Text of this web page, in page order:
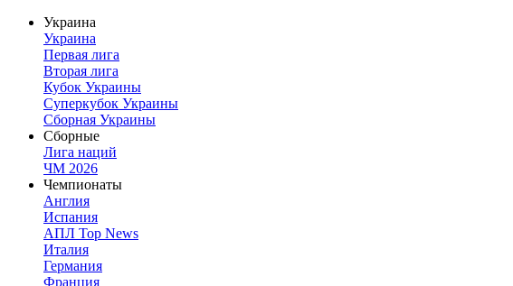
Украина
Украина
Первая лига
Вторая лига
Кубок Украины
Суперкубок Украины
Сборная Украины
Сборные
Лига наций
ЧМ 2026
Чемпионаты
Англия
Испания
АПЛ Top News
Италия
Германия
Франция